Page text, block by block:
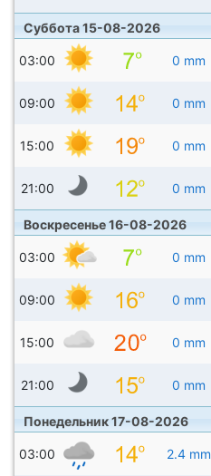
Суббота 15-08-2026
03:00 0 mm
09:00 0 mm
15:00 0 mm
21:00 0 mm
Воскресенье 16-08-2026
03:00 0 mm
09:00 0 mm
15:00 0 mm
21:00 0 mm
Понедельник 17-08-2026
03:00 2.4 mm